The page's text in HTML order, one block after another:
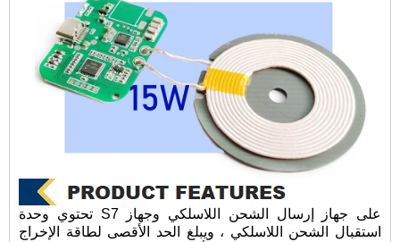
تحتوي وحدة S7 على جهاز إرسال الشحن اللاسلكي وجهاز
استقبال الشحن اللاسلكي ، ويبلغ الحد الأقصى لطاقة الإخراج